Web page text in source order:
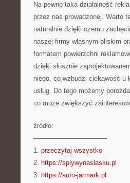
Na pewno taka działalność
przez nas prowadzonej. Warto
naturalnie dzięki czemu
naszej firmy własnym bliskim
formatem powierzchni
dzięki słusznie
niego, co wzbudzi ciekawość
usług. Do tego możemy
co może zwiększyć
źródło:
———————————
1. przeczytaj wszystko
2. https://splywynaslasku.pl
3. https://auto-jarmark.pl